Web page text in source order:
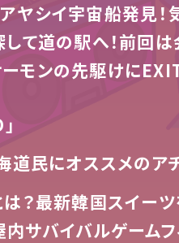
ヤシイ宇宙船発見
して道の駅へ！前回
モンの先駆けにEXIT
民にオススメのア
は？最新韓国スイー
サバイバルゲームフ